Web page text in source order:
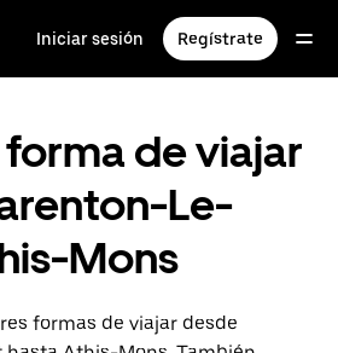
Iniciar sesión Regístrate
de viajar
Le-
Mons
formas de viajar desde